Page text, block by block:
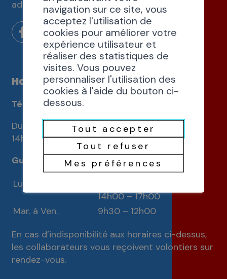
administration@st-maurice.ch
Horaires d'ouverture
Téléphones
Du lundi au vendredi de 9h30 à 12h00 et de
14h00 à 16h00
Guichets
Lundi
14h00 – 17h00
Mar. à Ven.
9h30 – 12h00
En cas d’indisponibilité aux horaires ci-dessus,
les collaborateurs vous reçoivent volontiers sur
rendez-vous.
navigation sur ce site, vous
acceptez l'utilisation de
cookies pour améliorer votre
expérience utilisateur et
réaliser des statistiques de
visites. Vous pouvez
personnaliser l'utilisation des
cookies à l'aide du bouton ci-
dessous.
Tout accepter
Tout refuser
Mes préférences